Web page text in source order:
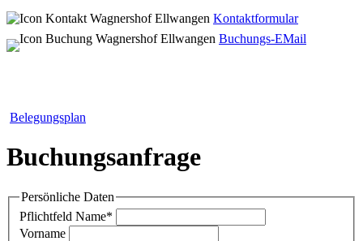
Kontaktformular
Buchungs-EMail
Belegungsplan
Buchungsanfrage
Persönliche Daten
Pflichtfeld Name*
Vorname